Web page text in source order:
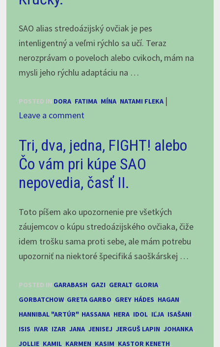
SAO alias stredoázijský ovčiak je pes
intenligentný a veľmi rýchlo sa učí. Teraz
nerozprávam o poveloch alebo cvikoch, mám na
mysli jeho rýchlu adaptáciu na …
POSTED IN DORA, FATIMA, MÍNA, NATAMI FLEKA |
Leave a comment
Tri, dva, jedna, FIGHT! alebo
Čo vám pri kúpe SAO
nepovedia, časť II.
Toto píšem ako upozornenie pre všetkých
záujemcov o kúpu stredoázijského ovčiaka, čiže
idem trošku sama proti sebe, ale mám potrebu
upozorniť na niektoré špecifiká saoškárskej …
POSTED IN GARABASH, GAZI, GERALT, GLORIA,
GORBATCHOW, GRETA GARBO, GREY, HÁDES, HAGAN,
HANNIBAL "ARTÚR", HASSANA, HERA, IDOL, IĽJA, ISAŠANI,
ISIS, IVAR, IZAR, JANA, JENISEJ, JERGUŠ LAPIN, JOHANKA,
JOLLIE, KAMIL, KARMEN, KASIM, KASTOR KENETH,